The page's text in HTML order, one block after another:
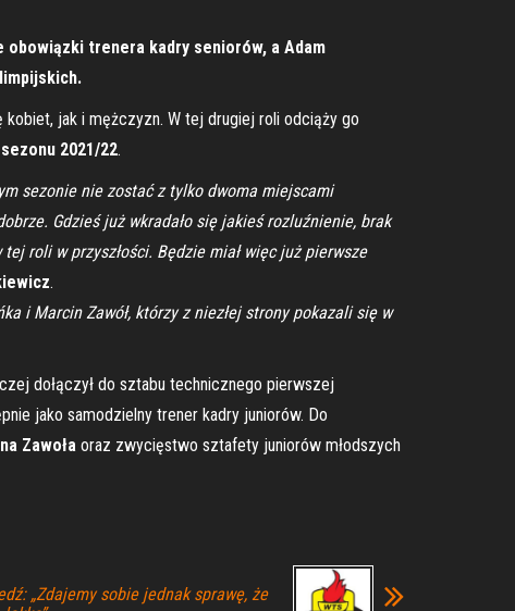
obowiązki trenera kadry seniorów, a Adam
kobiet, jak i mężczyzn. W tej drugiej roli odciąży go
sezonu 2021/22.
sezonie nie zostać z tylko dwoma miejscami
Gdzieś już wkradało się jakieś rozluźnienie, brak
roli w przyszłości. Będzie miał więc już pierwsze
.
i Marcin Zawół, którzy z niezłej strony pokazali się w
dołączył do sztabu technicznego pierwszej
jako samodzielny trener kadry juniorów. Do
Zawoła oraz zwycięstwo sztafety juniorów młodszych
„Zdajemy sobie jednak sprawę, że